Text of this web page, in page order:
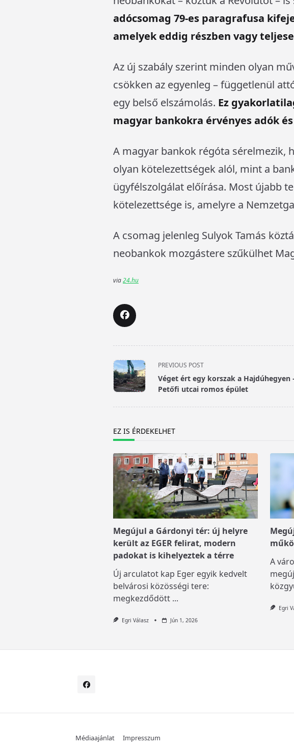
adócsomag 79-es paragrafusa
amelyek eddig részben vagy
Az új szabály szerint minden olyan
csökken az egyenleg – függetlenül
egy belső elszámolás. Ez
magyar bankokra érvényes adók
A magyar bankok régóta sérelmezik,
olyan kötelezettségek alól, mint a
ügyfélszolgálat előírása. Most újabb
kötelezettsége is, amelyre a
A csomag jelenleg Sulyok Tamás
neobankok mozgástere szűkülhet
via24.hu
<span
class="nav-
subtitle
text">Page</span>
PREVIOUS POST
Véget ért egy korszak a Hajdúhegyen
Petőfi utcai romos épület
EZ IS ÉRDEKELHET
Megújul a Gárdonyi tér: új helyre
került az EGER felirat, modern
padokat is kihelyeztek a térre
Új arculatot kap Eger egyik kedvelt
belvárosi közösségi tere:
megkezdődött ...
Egri Válasz Jún 1, 2026
A
Egri
Médiaajánlat Impresszum